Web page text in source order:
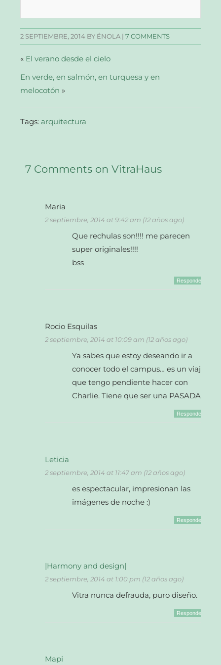
abre
ventana
nueva)
abre
ventana
nueva)
abre
ventana
nueva)
correo
a
un
amigo
abre
en
ventana
2 SEPTIEMBRE, 2014 BY ÉNOLA |7 COMMENTS
« El verano desde el cielo
En verde, en salmón, en turquesa y en
melocotón »
Tags: arquitectura
7 Comments on VitraHaus
Maria
2 septiembre, 2014 at 9:42 am (12 años ago)
Que rechulas son!!!! me parecen
super originales!!!!
bss
Responder
Rocio Esquilas
2 septiembre, 2014 at 10:09 am (12 años ago)
Ya sabes que estoy deseando ir a
conocer todo el campus… es un viaje
que tengo pendiente hacer con
Charlie. Tiene que ser una PASADA
Responder
Leticia
2 septiembre, 2014 at 11:47 am (12 años ago)
es espectacular, impresionan las
imágenes de noche :)
Responder
|Harmony and design|
2 septiembre, 2014 at 1:00 pm (12 años ago)
Vitra nunca defrauda, puro diseño.
Responder
Mapi